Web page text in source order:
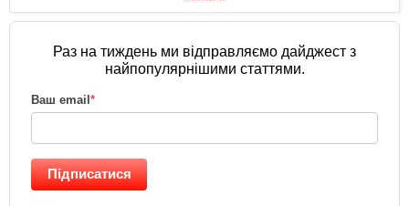
Раз на тиждень ми відправляємо дайджест з
найпопулярнішими статтями.
Ваш email *
Підписатися